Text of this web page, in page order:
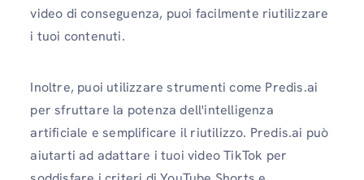
video di conseguenza, puoi facilmente riutilizzare
i tuoi contenuti.
Inoltre, puoi utilizzare strumenti come Predis.ai
per sfruttare la potenza dell'intelligenza
artificiale e semplificare il riutilizzo. Predis.ai può
aiutarti ad adattare i tuoi video TikTok per